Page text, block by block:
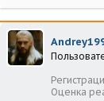
а
к
ц
и
и
Оценка